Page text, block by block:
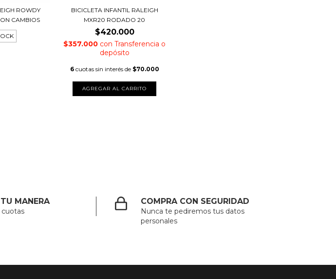
ROWDY
CAMBIOS
BICICLETA INFANTIL RALEIGH
MXR20 RODADO 20
$420.000
$357.000 con Transferencia o
depósito
6 cuotas sin interés de $70.000
AGREGAR AL CARRITO
MANERA
cuotas
COMPRA CON SEGURIDAD
Nunca te pediremos tus datos
personales